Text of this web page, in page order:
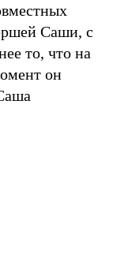
Саши, с
то, что на
он